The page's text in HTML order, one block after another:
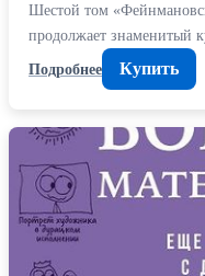
Шестой том
продолжает знаменитый
Подробнее
Купить